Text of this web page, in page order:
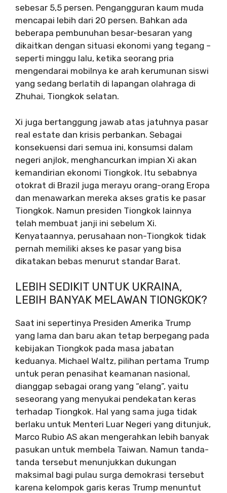
sebesar 5,5 persen. Pengangguran kaum muda
mencapai lebih dari 20 persen. Bahkan ada
beberapa pembunuhan besar-besaran yang
dikaitkan dengan situasi ekonomi yang tegang –
seperti minggu lalu, ketika seorang pria
mengendarai mobilnya ke arah kerumunan siswi
yang sedang berlatih di lapangan olahraga di
Zhuhai, Tiongkok selatan.
Xi juga bertanggung jawab atas jatuhnya pasar
real estate dan krisis perbankan. Sebagai
konsekuensi dari semua ini, konsumsi dalam
negeri anjlok, menghancurkan impian Xi akan
kemandirian ekonomi Tiongkok. Itu sebabnya
otokrat di Brazil juga merayu orang-orang Eropa
dan menawarkan mereka akses gratis ke pasar
Tiongkok. Namun presiden Tiongkok lainnya
telah membuat janji ini sebelum Xi.
Kenyataannya, perusahaan non-Tiongkok tidak
pernah memiliki akses ke pasar yang bisa
dikatakan bebas menurut standar Barat.
LEBIH SEDIKIT UNTUK UKRAINA,
LEBIH BANYAK MELAWAN TIONGKOK?
Saat ini sepertinya Presiden Amerika Trump
yang lama dan baru akan tetap berpegang pada
kebijakan Tiongkok pada masa jabatan
keduanya. Michael Waltz, pilihan pertama Trump
untuk peran penasihat keamanan nasional,
dianggap sebagai orang yang “elang”, yaitu
seseorang yang menyukai pendekatan keras
terhadap Tiongkok. Hal yang sama juga tidak
berlaku untuk Menteri Luar Negeri yang ditunjuk,
Marco Rubio AS akan mengerahkan lebih banyak
pasukan untuk membela Taiwan. Namun tanda-
tanda tersebut menunjukkan dukungan
maksimal bagi pulau surga demokrasi tersebut
karena kelompok garis keras Trump menuntut